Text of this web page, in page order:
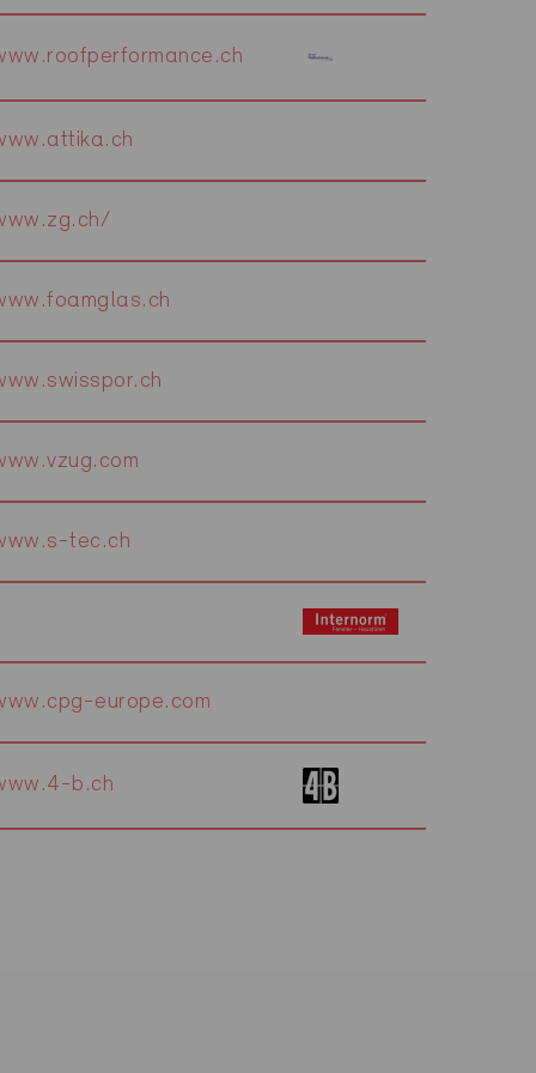
tec.ch
europe.com
b.ch